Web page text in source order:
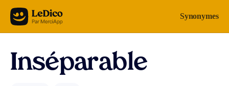
Aller au contenu Synonymes
Inséparable